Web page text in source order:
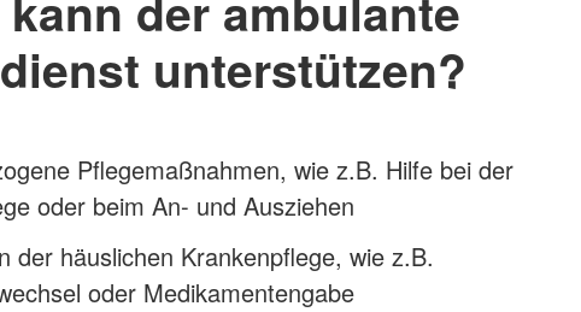
unterstützen?
Pflegemaßnahmen, wie z.B. Hilfe bei der
oder beim An- und Ausziehen
der häuslichen Krankenpflege, wie z.B.
oder Medikamentengabe